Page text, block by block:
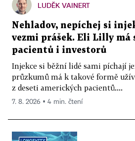
LUDĚK VAINERT
Nehladov, nepíchej si
vezmi prášek. Eli Lilly má
pacientů i investorů
Injekce si běžní lidé sami píchají
průzkumů má k takové formě
z deseti amerických pacientů....
7. 8. 2026 ▪ 4 min. čtení